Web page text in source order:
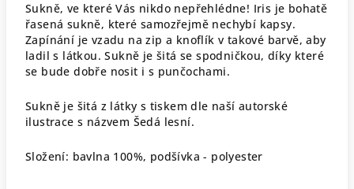
Sukně, ve které Vás nikdo nepřehlédne! Iris je bohatě
řasená sukně, které samozřejmě nechybí kapsy.
Zapínání je vzadu na zip a knoflík v takové barvě, aby
ladil s látkou. Sukně je šitá se spodničkou, díky které
se bude dobře nosit i s punčochami.
Sukně je šitá z látky s tiskem dle naší autorské
ilustrace s názvem Šedá lesní.
Složení: bavlna 100%, podšívka - polyester